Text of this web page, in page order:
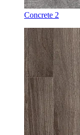
Concrete 2